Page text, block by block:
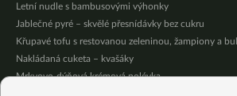
Letní nudle s bambusovými výhonky
Jablečné pyré – skvělé přesnídávky bez cukru
Křupavé tofu s restovanou zeleninou, žampiony a
Nakládaná cuketa – kvašáky
Mrkvovo-dýňová krémová polévka